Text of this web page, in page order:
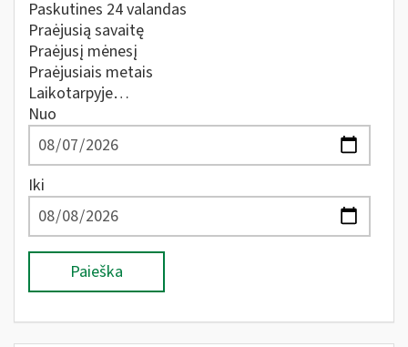
Paskutines 24 valandas
Praėjusią savaitę
Praėjusį mėnesį
Praėjusiais metais
Laikotarpyje…
Nuo
Iki
Paieška